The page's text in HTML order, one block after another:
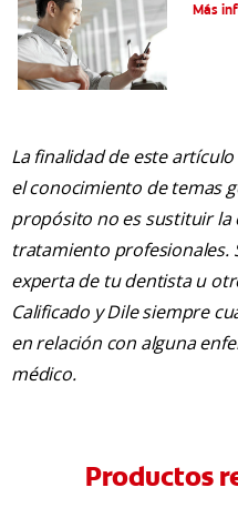
Más
La finalidad de este
el conocimiento de temas
propósito no es sustituir la
tratamiento profesionales.
experta de tu dentista u
Calificado y Dile siempre
en relación con alguna
médico.
Productos